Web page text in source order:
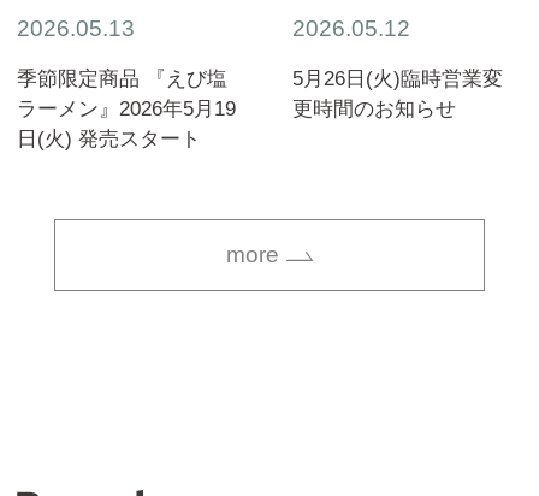
2026.05.13
季節限定商品 『えび塩
ラーメン』2026年5月19
日(火) 発売スタート
2026.05.12
5月26日(火)臨時営業変
更時間のお知らせ
more